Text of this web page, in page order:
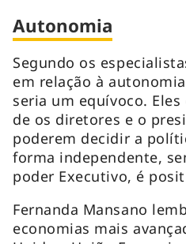
Autonomia
Segundo os
em relação à
seria um equívoco.
de os diretores e o
poderem decidir a
forma independente,
poder Executivo, é
Fernanda Mansano
economias mais